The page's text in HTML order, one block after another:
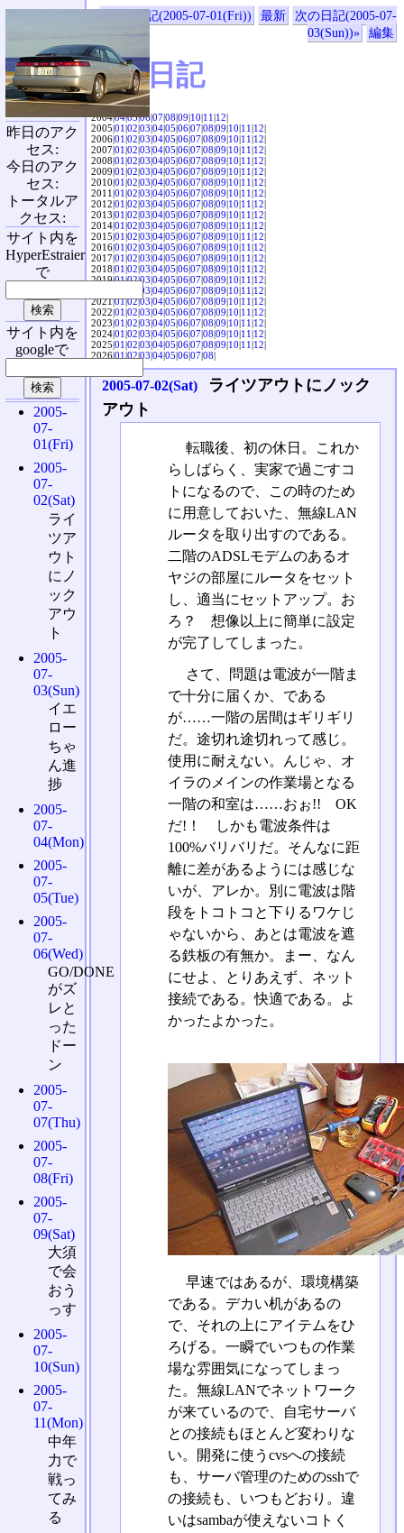
«前の日記(2005-07-01(Fri)) 最新
次の日記(2005-07-
03(Sun))»
編集
SVX日記
2004|04|05|06|07|08|09|10|11|12|
2005|01|02|03|04|05|06|07|08|09|10|11|12|
2006|01|02|03|04|05|06|07|08|09|10|11|12|
2007|01|02|03|04|05|06|07|08|09|10|11|12|
2008|01|02|03|04|05|06|07|08|09|10|11|12|
2009|01|02|03|04|05|06|07|08|09|10|11|12|
2010|01|02|03|04|05|06|07|08|09|10|11|12|
2011|01|02|03|04|05|06|07|08|09|10|11|12|
2012|01|02|03|04|05|06|07|08|09|10|11|12|
2013|01|02|03|04|05|06|07|08|09|10|11|12|
2014|01|02|03|04|05|06|07|08|09|10|11|12|
2015|01|02|03|04|05|06|07|08|09|10|11|12|
2016|01|02|03|04|05|06|07|08|09|10|11|12|
2017|01|02|03|04|05|06|07|08|09|10|11|12|
2018|01|02|03|04|05|06|07|08|09|10|11|12|
2019|01|02|03|04|05|06|07|08|09|10|11|12|
03|04|05|06|07|08|09|10|11|12|
2021|01|02|03|04|05|06|07|08|09|10|11|12|
2022|01|02|03|04|05|06|07|08|09|10|11|12|
2023|01|02|03|04|05|06|07|08|09|10|11|12|
2024|01|02|03|04|05|06|07|08|09|10|11|12|
2025|01|02|03|04|05|06|07|08|09|10|11|12|
2026|01|02|03|04|05|06|07|08|
2005-07-02(Sat)
ライツアウトにノック
アウト
転職後、初の休日。これか
らしばらく、実家で過ごすコ
トになるので、この時のため
に用意しておいた、無線LAN
ルータを取り出すのである。
二階のADSLモデムのあるオ
ヤジの部屋にルータをセット
し、適当にセットアップ。お
ろ？ 想像以上に簡単に設定
が完了してしまった。
さて、問題は電波が一階ま
で十分に届くか、である
が……一階の居間はギリギリ
だ。途切れ途切れって感じ。
使用に耐えない。んじゃ、オ
イラのメインの作業場となる
一階の和室は……おぉ!! OK
だ!！ しかも電波条件は
100%バリバリだ。そんなに距
離に差があるようには感じな
いが、アレか。別に電波は階
段をトコトコと下りるワケじ
ゃないから、あとは電波を遮
る鉄板の有無か。まー、なん
にせよ、とりあえず、ネット
接続である。快適である。よ
かったよかった。
早速ではあるが、環境構築
である。デカい机があるの
で、それの上にアイテムをひ
ろげる。一瞬でいつもの作業
場な雰囲気になってしまっ
た。無線LANでネットワーク
が来ているので、自宅サーバ
との接続もほとんど変わりな
い。開発に使うcvsへの接続
も、サーバ管理のためのsshで
の接続も、いつもどおり。違
いはsambaが使えないコトく
昨日のアク
セス:
今日のアク
セス:
トータルア
クセス:
サイト内を
HyperEstraier
で
サイト内を
googleで
2005-
07-
01(Fri)
2005-
07-
02(Sat)
ライ
ツア
ウト
にノ
ック
アウ
ト
2005-
07-
03(Sun)
イエ
ロー
ちゃ
ん進
捗
2005-
07-
04(Mon)
2005-
07-
05(Tue)
2005-
07-
06(Wed)
GO/DONE
がズ
レと
った
ドー
ン
2005-
07-
07(Thu)
2005-
07-
08(Fri)
2005-
07-
09(Sat)
大須
で会
おう
っす
2005-
07-
10(Sun)
2005-
07-
11(Mon)
中年
力で
戦っ
てみ
る